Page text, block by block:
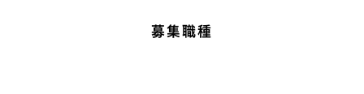
募集職種